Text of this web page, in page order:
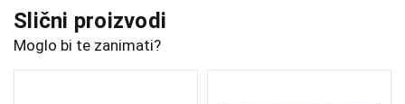
Slični proizvodi
Moglo bi te zanimati?